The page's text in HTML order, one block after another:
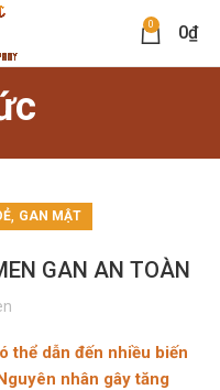
0 0₫
, GAN MẬT
GAN AN TOÀN
thể dẫn đến nhiều biến
nhân gây tăng